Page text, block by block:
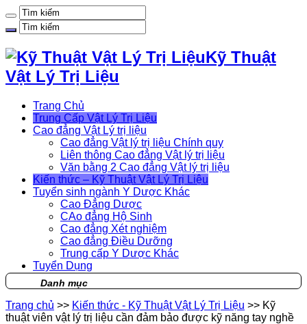
Kỹ Thuật
Vật Lý Trị Liệu
Trang Chủ
Trung Cấp Vật Lý Trị Liệu
Cao đẳng Vật Lý trị liệu
Cao đẳng Vật lý trị liệu Chính quy
Liên thông Cao đẳng Vật lý trị liệu
Văn bằng 2 Cao đẳng Vật lý trị liệu
Kiến thức – Kỹ Thuật Vật Lý Trị Liệu
Tuyển sinh ngành Y Dược Khác
Cao Đẳng Dược
CAo đẳng Hộ Sinh
Cao đẳng Xét nghiệm
Cao đẳng Điều Dưỡng
Trung cấp Y Dược Khác
Tuyển Dụng
Danh mục
Trang chủ >> Kiến thức - Kỹ Thuật Vật Lý Trị Liệu >> Kỹ
thuật viên vật lý trị liệu cần đảm bảo được kỹ năng tay nghề